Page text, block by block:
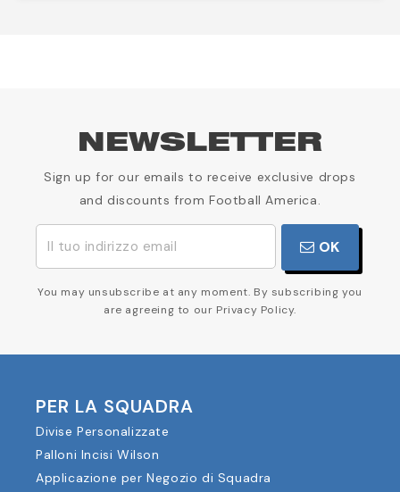
NEWSLETTER
Sign up for our emails to receive exclusive drops
and discounts from Football America.
OK
You may unsubscribe at any moment. By subscribing you
are agreeing to our Privacy Policy.
PER LA SQUADRA
Divise Personalizzate
Palloni Incisi Wilson
Applicazione per Negozio di Squadra